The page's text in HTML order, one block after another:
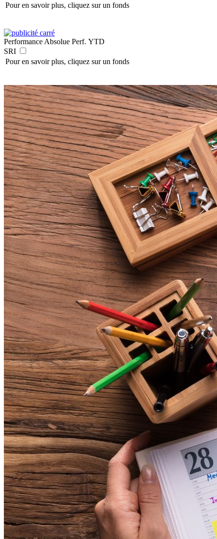
Pour en savoir plus, cliquez sur un fonds
Performance Absolue Perf. YTD
SRI
Pour en savoir plus, cliquez sur un fonds